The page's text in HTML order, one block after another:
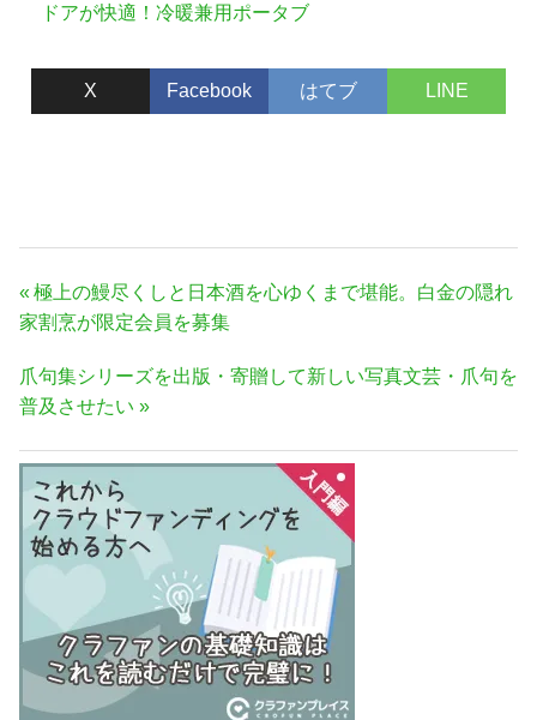
ドアが快適！冷暖兼用ポータブ
X Facebook はてブ LINE
投
稿
ビ
ゲ
ー
シ
ョ
ン
前
の
事:
極上の鰻尽くしと日本酒を心ゆくまで堪能。白金の隠れ
家割烹が限定会員を募集
次
の
事:
爪句集シリーズを出版・寄贈して新しい写真文芸・爪句を
普及させたい